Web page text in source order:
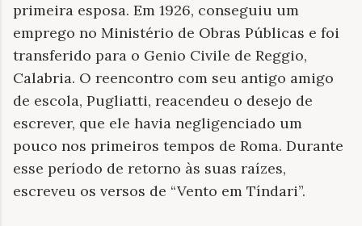
primeira esposa. Em 1926, conseguiu um
emprego no Ministério de Obras Públicas e foi
transferido para o Genio Civile de Reggio,
Calabria. O reencontro com seu antigo amigo
de escola, Pugliatti, reacendeu o desejo de
escrever, que ele havia negligenciado um
pouco nos primeiros tempos de Roma. Durante
esse período de retorno às suas raízes,
escreveu os versos de “Vento em Tíndari”.